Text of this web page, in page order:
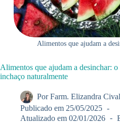
Alimentos que ajudam a
Alimentos que ajudam a desinchar:
inchaço naturalmente
Por Farm. Elizandra
Publicado em 25/05/2025
Atualizado em 02/01/2026